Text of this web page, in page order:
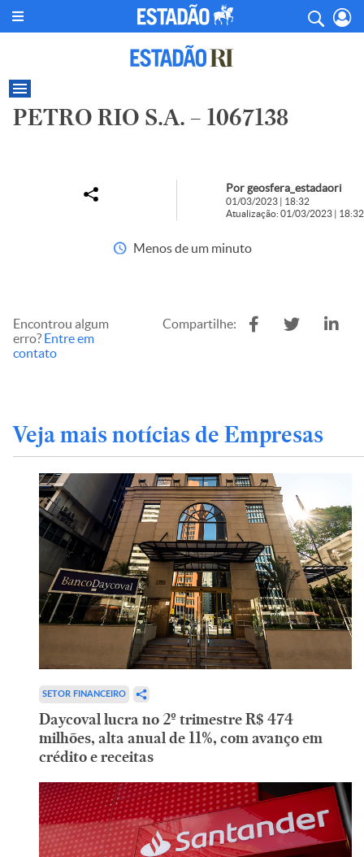
PETRO RIO S.A. – 1067138
Por geosfera_estadaori
01/03/2023 | 18:32
Atualização: 01/03/2023 | 18:32
Menos de um minuto
Encontrou algum
erro? Entre em
contato
Compartilhe:
Veja mais notícias de Empresas
SETOR FINANCEIRO
Daycoval lucra no 2º trimestre R$ 474
milhões, alta anual de 11%, com avanço em
crédito e receitas